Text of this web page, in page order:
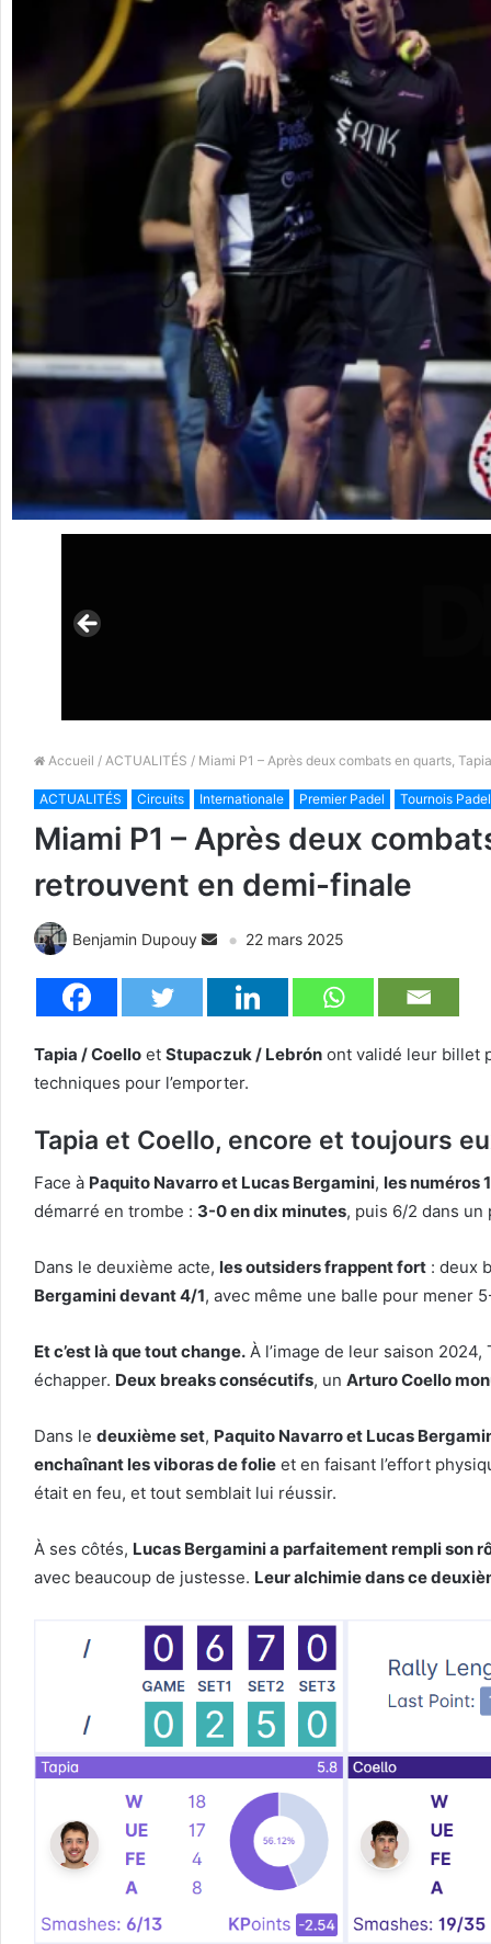
Accueil / ACTUALITÉS / Miami P1 – Après deux combats en quarts,
ACTUALITÉS Circuits Internationale Premier Padel Tournois Padel
Miami P1 – Après deux
retrouvent en demi-finale
Benjamin Dupouy 22 mars 2025
Tapia / Coello et Stupaczuk / Lebrón ont validé leur billet
techniques pour l’emporter.
Tapia et Coello, encore et toujours
Face à Paquito Navarro et Lucas Bergamini, les numéros
démarré en trombe : 3-0 en dix minutes, puis 6/2 dans un
Dans le deuxième acte, les outsiders frappent fort : deux
Bergamini devant 4/1, avec même une balle pour mener
Et c’est là que tout change. À l’image de leur saison
échapper. Deux breaks consécutifs, un Arturo Coello
Dans le deuxième set, Paquito Navarro et Lucas
enchaînant les viboras de folie et en faisant l’effort
était en feu, et tout semblait lui réussir.
À ses côtés, Lucas Bergamini a parfaitement rempli son
avec beaucoup de justesse. Leur alchimie dans ce